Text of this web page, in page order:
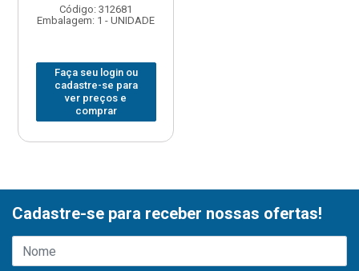
Código: 312681
Embalagem: 1 - UNIDADE
Faça seu login ou
cadastre-se para
ver preços e
comprar
Cadastre-se para receber nossas ofertas!